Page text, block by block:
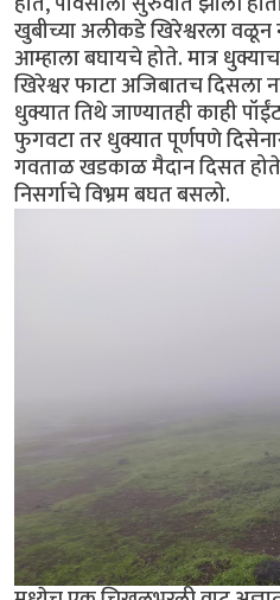
खुबीच्या अलीकडे खिरेश्वरला
आम्हाला बघायचे होते. मात्र
खिरेश्वर फाटा अजिबातच दिसला
धुक्यात तिथे जाण्यातही काही
फुगवटा तर धुक्यात पूर्णपणे
गवताळ खडकाळ मैदान दिसत
निसर्गाचे विभ्रम बघत बसलो.